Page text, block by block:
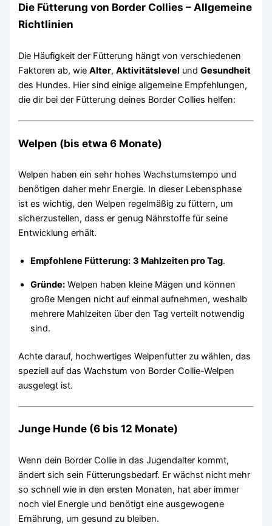
Die Fütterung von Border Collies – Allgemeine
Richtlinien
Die Häufigkeit der Fütterung hängt von verschiedenen
Faktoren ab, wieAlter,Aktivitätslevel undGesundheit
des Hundes. Hier sind einige allgemeine Empfehlungen,
die dir bei der Fütterung deines Border Collies helfen:
Welpen (bis etwa 6 Monate)
Welpen haben ein sehr hohes Wachstumstempo und
benötigen daher mehr Energie. In dieser Lebensphase
ist es wichtig, den Welpen regelmäßig zu füttern, um
sicherzustellen, dass er genug Nährstoffe für seine
Entwicklung erhält.
Empfohlene Fütterung: 3 Mahlzeiten pro Tag.
Gründe: Welpen haben kleine Mägen und können
große Mengen nicht auf einmal aufnehmen, weshalb
mehrere Mahlzeiten über den Tag verteilt notwendig
sind.
Achte darauf, hochwertiges Welpenfutter zu wählen, das
speziell auf das Wachstum von Border Collie-Welpen
ausgelegt ist.
Junge Hunde (6 bis 12 Monate)
Wenn dein Border Collie in das Jugendalter kommt,
ändert sich sein Fütterungsbedarf. Er wächst nicht mehr
so schnell wie in den ersten Monaten, hat aber immer
noch viel Energie und benötigt eine ausgewogene
Ernährung, um gesund zu bleiben.